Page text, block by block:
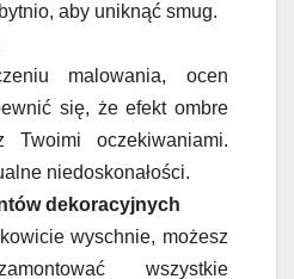
aby uniknąć smug.
malowania, ocen
się, że efekt ombre
oczekiwaniami.
niedoskonałości.
dekoracyjnych
wyschnie, możesz
wszystkie